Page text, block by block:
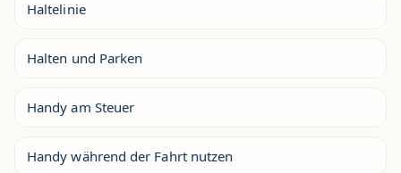
Haltelinie
Halten und Parken
Handy am Steuer
Handy während der Fahrt nutzen